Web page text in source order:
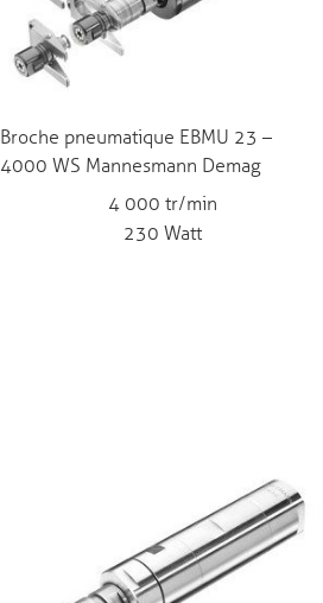
Broche pneumatique EBMU 23 –
4000 WS Mannesmann Demag
4 000 tr/min
230 Watt